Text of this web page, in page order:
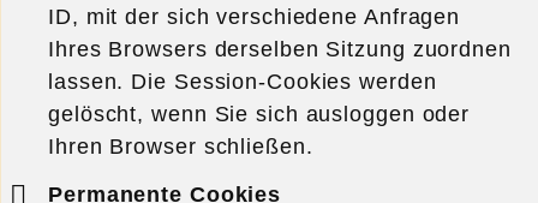
ID, mit der sich verschiedene Anfragen
Ihres Browsers derselben Sitzung zuordnen
lassen. Die Session-Cookies werden
gelöscht, wenn Sie sich ausloggen oder
Ihren Browser schließen.
Permanente Cookies